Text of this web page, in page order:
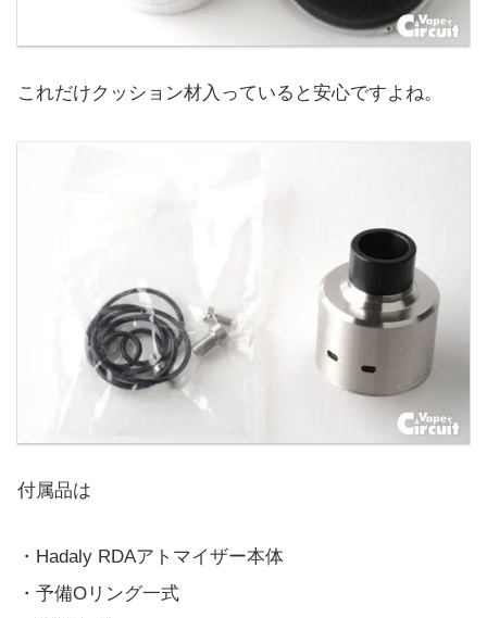
これだけクッション材入っていると安心ですよね。
付属品は
・Hadaly RDAアトマイザー本体
・予備Oリング一式